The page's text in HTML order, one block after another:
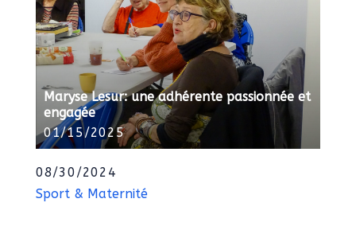
Maryse Lesur: une adhérente passionnée et
engagée
01/15/2025
08/30/2024
Sport & Maternité